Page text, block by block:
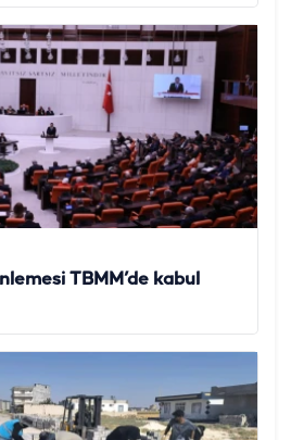
TBMM’de kabul